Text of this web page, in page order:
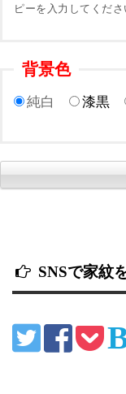
ピーを入力してくださ
背景色
純白 漆黒
SNSで家紋